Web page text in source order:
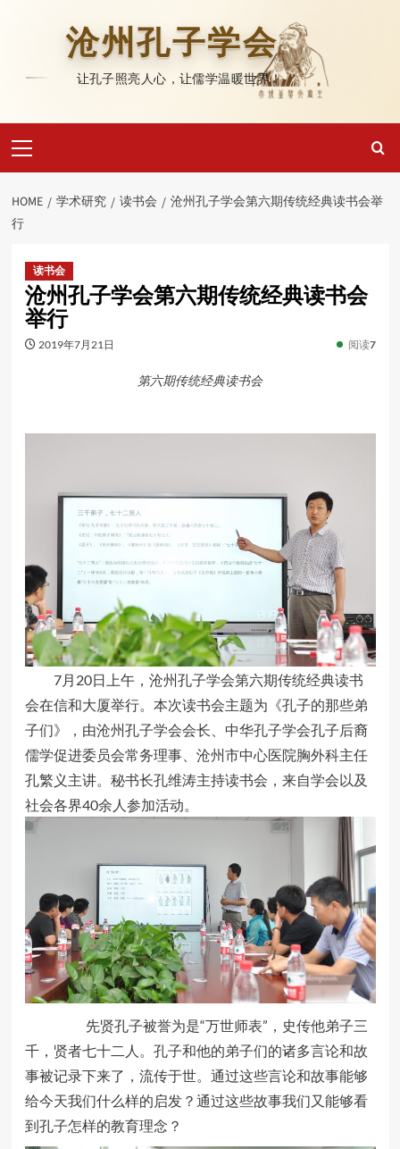
沧州孔子学会
让孔子照亮人心，让儒学温暖世界！
Menu
HOME 学术研究 读书会
沧州孔子学会第六期传统经典读书会举
行
读书会
沧州孔子学会第六期传统经典读书会
举行
2019年7月21日 阅读7
第六期传统经典读书会
7月20日上午，沧州孔子学会第六期传统经典读书
会在信和大厦举行。本次读书会主题为《孔子的那些弟
子们》，由沧州孔子学会会长、中华孔子学会孔子后裔
儒学促进委员会常务理事、沧州市中心医院胸外科主任
孔繁义主讲。秘书长孔维涛主持读书会，来自学会以及
社会各界40余人参加活动。
先贤孔子被誉为是“万世师表”，史传他弟子三
千，贤者七十二人。孔子和他的弟子们的诸多言论和故
事被记录下来了，流传于世。通过这些言论和故事能够
给今天我们什么样的启发？通过这些故事我们又能够看
到孔子怎样的教育理念？